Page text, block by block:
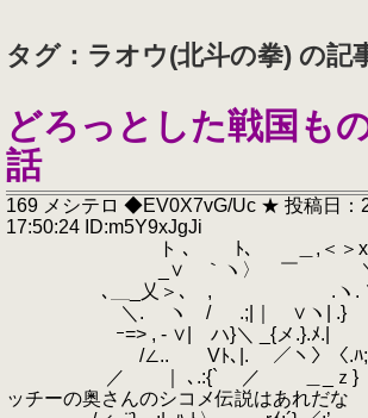
タグ：ラオウ(北斗の拳) の記
どろっとした戦国も
話
169 メシテロ ◆EV0X7vG/Uc ★ 投稿日：
17:50:24 ID:m5Y9xJgJi
ト ､ ﾄ､ ＿,＜＞
_∨ ｀ヽ〉 ￣ ＼
､＿_乂＞､ , .ヽ.
＼. ヽ / .;|｜ ∨ヽ| .}
ｰ=> , - ∨| ハ}＼ _{メ.}.ﾒ.|
/∠.. Vﾄ､|. ／ヽ〉〈.ﾊ
／ ｜ ､.:{` ／ ＿_ｚ}
ッチーの奥さんのシコメ伝説はあれだな